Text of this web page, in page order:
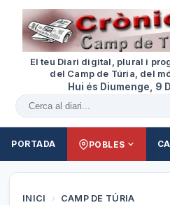
El teu Diari digital, plural i
del Camp de Túria, del
Hui és Diumenge, 9
Cercar al diari
PORTADA POBLES
INICI › CAMP DE TÚRIA